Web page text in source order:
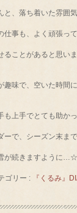
と、落ち着いた雰囲
事も、よく頑張って
ることがあると思い
趣味で、空いた時間
も上手でとても助かっ
ーで、シーズン末ま
が続きますように…☆
ゴリー : 『くるみ』